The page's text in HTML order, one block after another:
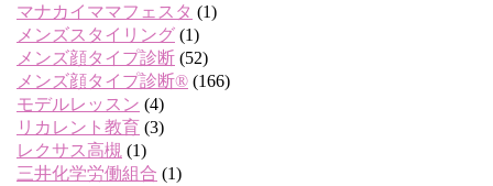
マナカイママフェスタ (1)
メンズスタイリング (1)
メンズ顔タイプ診断 (52)
メンズ顔タイプ診断® (166)
モデルレッスン (4)
リカレント教育 (3)
レクサス高槻 (1)
三井化学労働組合 (1)